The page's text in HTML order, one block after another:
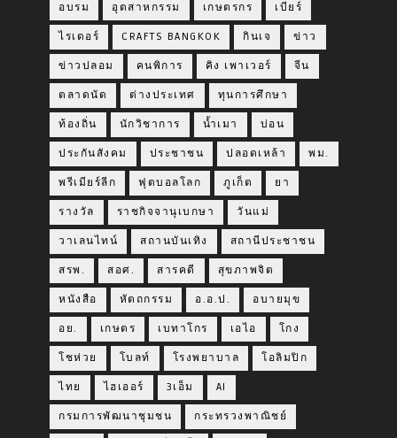
อบรม อุตสาหกรรม เกษตรกร เบียร์
ไรเดอร์ CRAFTS BANGKOK กินเจ ข่าว
ข่าวปลอม คนพิการ คิง เพาเวอร์ จีน
ตลาดนัด ต่างประเทศ ทุนการศึกษา
ท้องถิ่น นักวิชาการ น้ำเมา บ่อน
ประกันสังคม ประชาชน ปลอดเหล้า พม.
พรีเมียร์ลีก ฟุตบอลโลก ภูเก็ต ยา
รางวัล ราชกิจจานุเบกษา วันแม่
วาเลนไทน์ สถานบันเทิง สถานีประชาชน
สรพ. สอศ. สารคดี สุขภาพจิต
หนังสือ หัตถกรรม อ.อ.ป. อบายมุข
อย. เกษตร เบทาโกร เอไอ โกง
โชห่วย โบลท์ โรงพยาบาล โอลิมปิก
ไทย ไฮเออร์ 3เอ็ม AI
กรมการพัฒนาชุมชน กระทรวงพาณิชย์